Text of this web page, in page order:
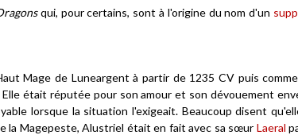
qui, pour certains, sont à l'origine du nom d'un
Mage de Luneargent à partir de 1235 CV puis
était réputée pour son amour et son dévouement
lorsque la situation l'exigeait. Beaucoup disent
la Magepeste, Alustriel était en fait avec sa sœur Laeral